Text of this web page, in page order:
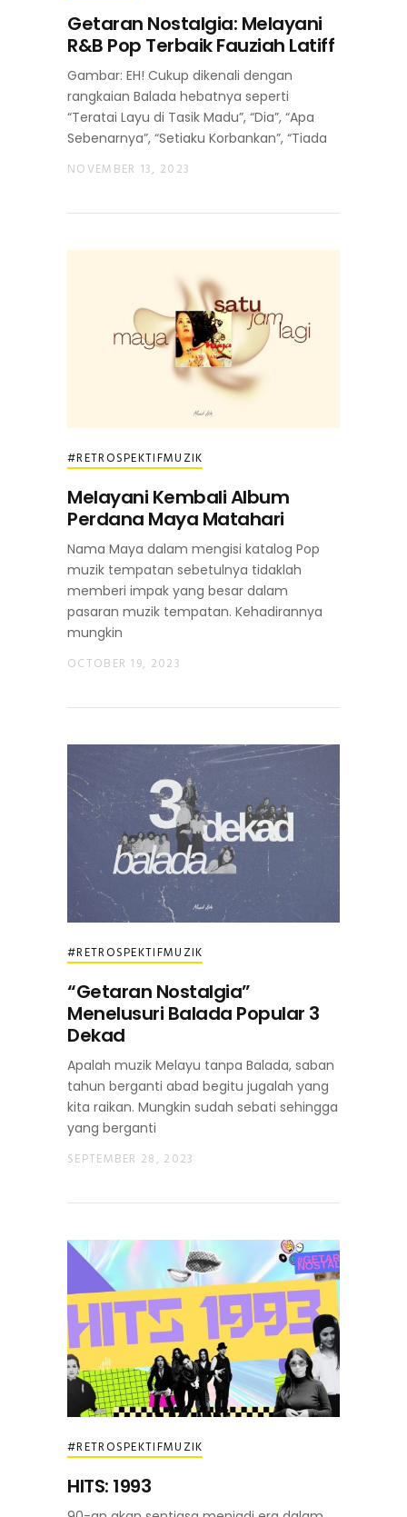
Getaran Nostalgia: Melayani
R&B Pop Terbaik Fauziah Latiff
Gambar: EH! Cukup dikenali dengan
rangkaian Balada hebatnya seperti
“Teratai Layu di Tasik Madu”, “Dia”, “Apa
Sebenarnya”, “Setiaku Korbankan”, “Tiada
NOVEMBER 13, 2023
#RETROSPEKTIFMUZIK
Melayani Kembali Album
Perdana Maya Matahari
Nama Maya dalam mengisi katalog Pop
muzik tempatan sebetulnya tidaklah
memberi impak yang besar dalam
pasaran muzik tempatan. Kehadirannya
mungkin
OCTOBER 19, 2023
#RETROSPEKTIFMUZIK
“Getaran Nostalgia”
Menelusuri Balada Popular 3
Dekad
Apalah muzik Melayu tanpa Balada, saban
tahun berganti abad begitu jugalah yang
kita raikan. Mungkin sudah sebati sehingga
yang berganti
SEPTEMBER 28, 2023
#RETROSPEKTIFMUZIK
HITS: 1993